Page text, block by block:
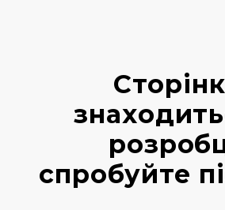
спробуйте